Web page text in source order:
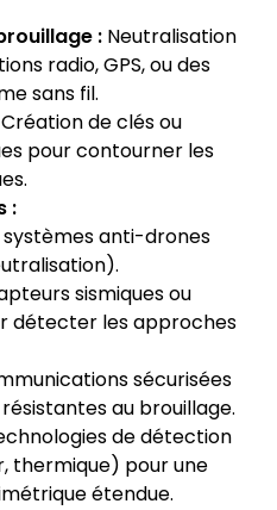
:Neutralisation
radio, GPS, ou des
sans fil.
de clés ou
pour contourner les
:
anti-drones
sismiques ou
détecter les approches
sécurisées
au brouillage.
de détection
thermique) pour une
étendue.